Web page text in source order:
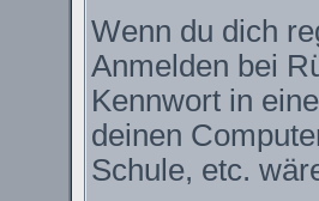
Wenn du dich
Anmelden bei
Kennwort in
deinen
Schule, etc.